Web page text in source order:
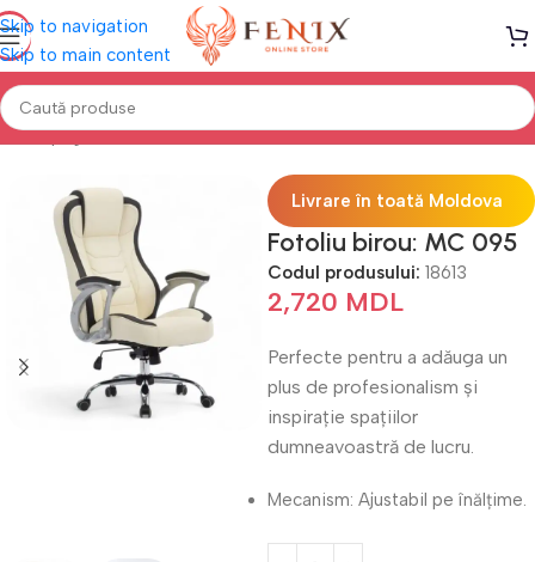
Skip to navigation
Skip to main content
Prima pagină Mobilă BIROU Fotolii birou
Livrare în toată Moldova
Fotoliu birou: MC 095
Codul produsului: 18613
2,720 MDL
Perfecte pentru a adăuga un
plus de profesionalism și
inspirație spațiilor
dumneavoastră de lucru.
Mecanism: Ajustabil pe înălțime.